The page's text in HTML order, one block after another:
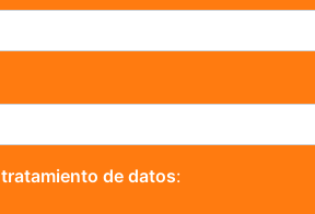
tratamiento de datos: